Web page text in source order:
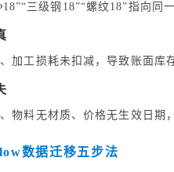
三级钢18”“螺纹18”指向同
加工损耗未扣减，导致账面库
物料无材质、价格无生效日期
数据迁移五步法